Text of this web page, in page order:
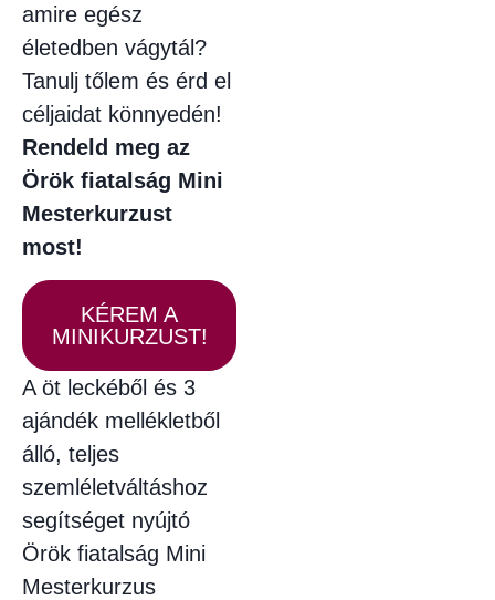
amire egész
életedben vágytál?
Tanulj tőlem és érd el
céljaidat könnyedén!
Rendeld meg az
Örök fiatalság Mini
Mesterkurzust
most!
KÉREM A
MINIKURZUST!
A öt leckéből és 3
ajándék mellékletből
álló, teljes
szemléletváltáshoz
segítséget nyújtó
Örök fiatalság Mini
Mesterkurzus